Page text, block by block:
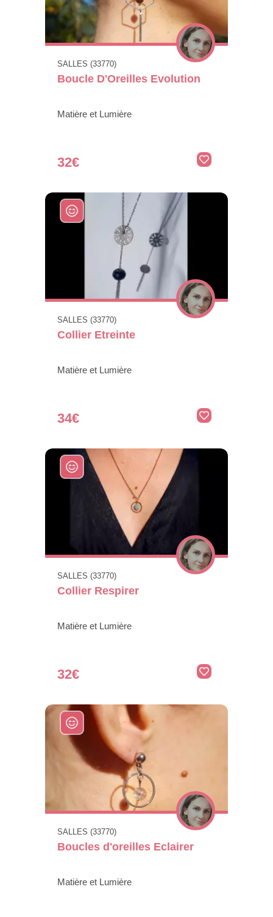
SALLES (33770)
Boucle D'Oreilles Evolution
Matière et Lumière
32€
SALLES (33770)
Collier Etreinte
Matière et Lumière
34€
SALLES (33770)
Collier Respirer
Matière et Lumière
32€
SALLES (33770)
Boucles d'oreilles Eclairer
Matière et Lumière